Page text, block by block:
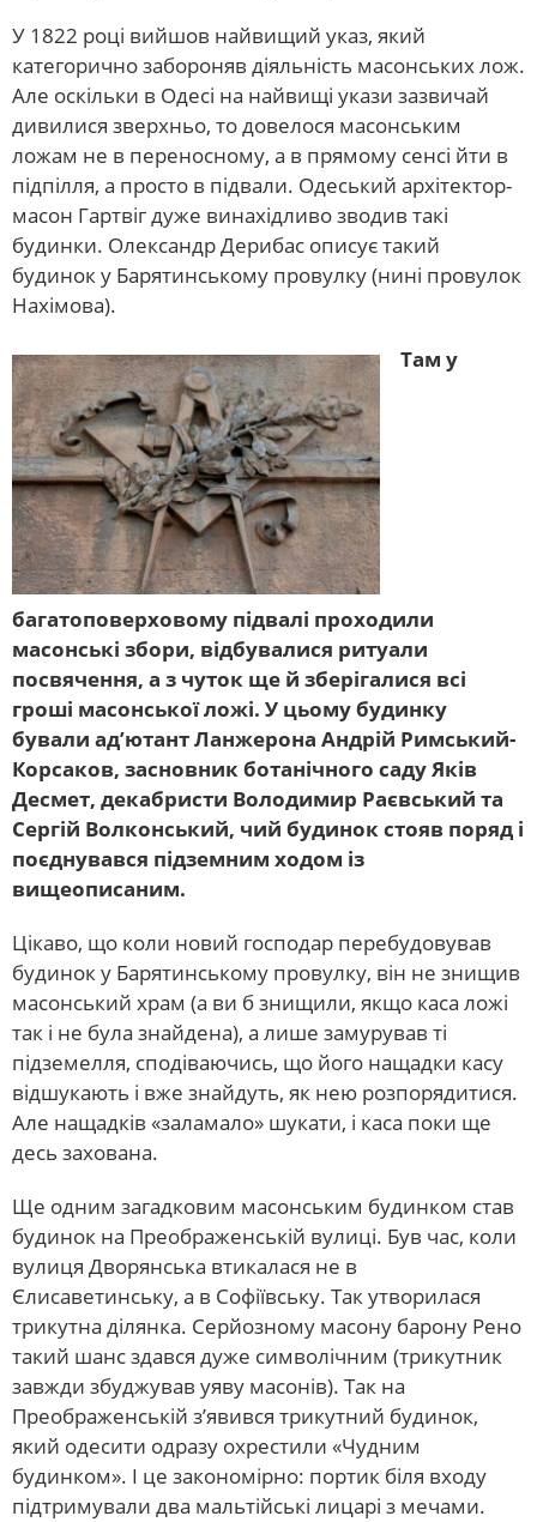
У 1822 році вийшов найвищий указ, який
категорично забороняв діяльність масонських лож.
Але оскільки в Одесі на найвищі укази зазвичай
дивилися зверхньо, ​​то довелося масонським
ложам не в переносному, а в прямому сенсі йти в
підпілля, а просто в підвали. Одеський архітектор-
масон Гартвіг дуже винахідливо зводив такі
будинки. Олександр Дерибас описує такий
будинок у Барятинському провулку (нині провулок
Нахімова).
Там у
багатоповерховому підвалі проходили
масонські збори, відбувалися ритуали
посвячення, а з чуток ще й зберігалися всі
гроші масонської ложі. У цьому будинку
бували ад’ютант Ланжерона Андрій Римський-
Корсаков, засновник ботанічного саду Яків
Десмет, декабристи Володимир Раєвський та
Сергій Волконський, чий будинок стояв поряд і
поєднувався підземним ходом із
вищеописаним.
Цікаво, що коли новий господар перебудовував
будинок у Барятинському провулку, він не знищив
масонський храм (а ви б знищили, якщо каса ложі
так і не була знайдена), а лише замурував ті
підземелля, сподіваючись, що його нащадки касу
відшукають і вже знайдуть, як нею розпорядитися.
Але нащадків «заламало» шукати, і каса поки ще
десь захована.
Ще одним загадковим масонським будинком став
будинок на Преображенській вулиці. Був час, коли
вулиця Дворянська втикалася не в
Єлисаветинську, а в Софіївську. Так утворилася
трикутна ділянка. Серйозному масону барону Рено
такий шанс здався дуже символічним (трикутник
завжди збуджував уяву масонів). Так на
Преображенській з’явився трикутний будинок,
який одесити одразу охрестили «Чудним
будинком». І це закономірно: портик біля входу
підтримували два мальтійські лицарі з мечами.